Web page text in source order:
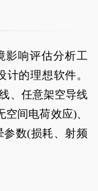
影响评估分析工
的理想软件。
、任意架空导线
间电荷效应)、
参数(损耗、射频